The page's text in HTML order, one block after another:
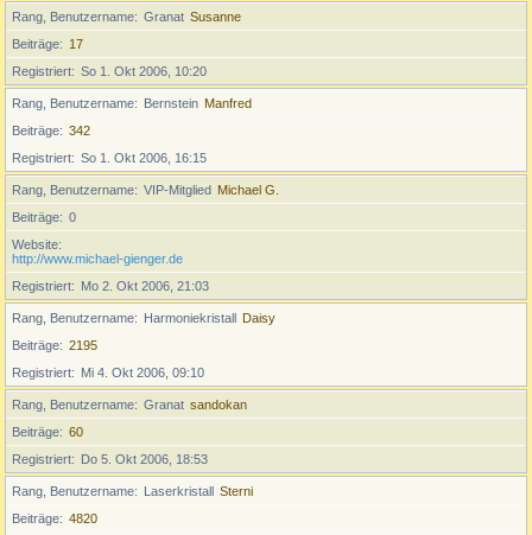
Rang, Benutzername Granat Susanne
Beiträge
17
Registriert
So 1. Okt 2006, 10:20
Rang, Benutzername Bernstein Manfred
Beiträge
342
Registriert
So 1. Okt 2006, 16:15
Rang, Benutzername VIP-Mitglied Michael G.
Beiträge
0
Website
http://www.michael-gienger.de
Registriert
Mo 2. Okt 2006, 21:03
Rang, Benutzername Harmoniekristall Daisy
Beiträge
2195
Registriert
Mi 4. Okt 2006, 09:10
Rang, Benutzername Granat sandokan
Beiträge
60
Registriert
Do 5. Okt 2006, 18:53
Rang, Benutzername Laserkristall Sterni
Beiträge
4820